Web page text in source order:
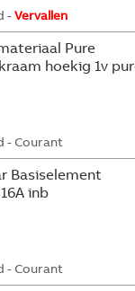
-Vervallen
Pure
hoekig 1v
- Courant
Basiselement
inb
- Courant